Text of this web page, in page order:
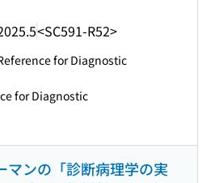
<SC591-R52>
for Diagnostic
for Diagnostic
マンの「診断病理学の実